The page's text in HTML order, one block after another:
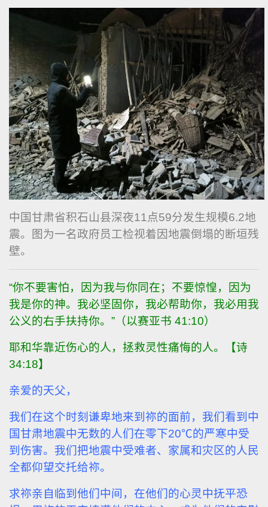
中国甘肃省积石山县深夜11点59分发生规模6.2地
震。图为一名政府员工检视着因地震倒塌的断垣残
壁。
“你不要害怕，因为我与你同在；不要惊惶，因为
我是你的神。我必坚固你，我必帮助你，我必用我
公义的右手扶持你。”（以赛亚书 41:10）
耶和华靠近伤心的人，拯救灵性痛悔的人。【诗
34:18】
亲爱的天父，
我们在这个时刻谦卑地来到祢的面前，我们看到中
国甘肃地震中无数的人们在零下20℃的严寒中受
到伤害。我们把地震中受难者、家属和灾区的人民
全都仰望交托给祢。
求祢亲自临到他们中间，在他们的心灵中抚平恐